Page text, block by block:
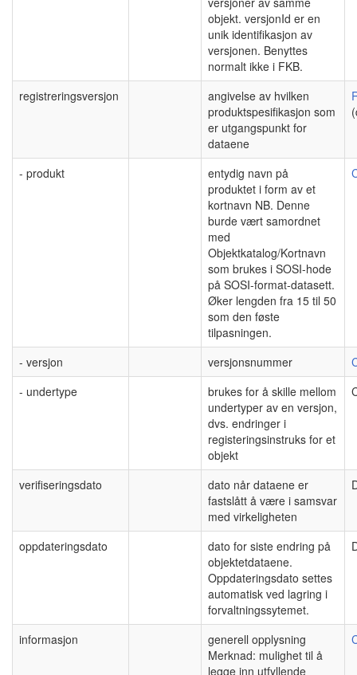
objekt. versjonId er en
unik identifikasjon av
versjonen. Benyttes
normalt ikke i FKB.
registreringsversjon
angivelse av hvilken
produktspesifikasjon som
er utgangspunkt for
dataene
- produkt
entydig navn på
produktet i form av et
kortnavn NB. Denne
burde vært samordnet
med
Objektkatalog/Kortnavn
som brukes i SOSI-hode
på SOSI-format-datasett.
Øker lengden fra 15 til 50
som den føste
tilpasningen.
- versjon versjonsnummer
- undertype
brukes for å skille mellom
undertyper av en versjon,
dvs. endringer i
registeringsinstruks for et
objekt
verifiseringsdato
dato når dataene er
fastslått å være i samsvar
med virkeligheten
oppdateringsdato
dato for siste endring på
objektetdataene.
Oppdateringsdato settes
automatisk ved lagring i
forvaltningssytemet.
informasjon
generell opplysning
Merknad: mulighet til å
legge inn utfyllende